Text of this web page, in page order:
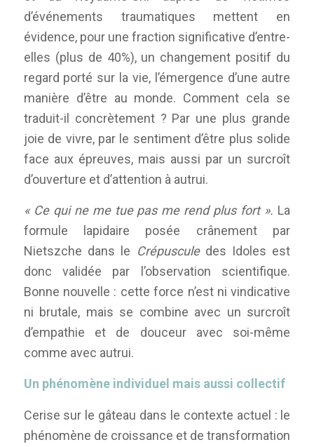
d’événements traumatiques mettent en
évidence, pour une fraction significative d’entre-
elles (plus de 40%), un changement positif du
regard porté sur la vie, l’émergence d’une autre
manière d’être au monde. Comment cela se
traduit-il concrètement ? Par une plus grande
joie de vivre, par le sentiment d’être plus solide
face aux épreuves, mais aussi par un surcroît
d’ouverture et d’attention à autrui.
« Ce qui ne me tue pas me rend plus fort ». La
formule lapidaire posée crânement par
Nietszche dans le Crépuscule des Idoles est
donc validée par l’observation scientifique.
Bonne nouvelle : cette force n’est ni vindicative
ni brutale, mais se combine avec un surcroît
d’empathie et de douceur avec soi-même
comme avec autrui.
Un phénomène individuel mais aussi collectif
Cerise sur le gâteau dans le contexte actuel : le
phénomène de croissance et de transformation